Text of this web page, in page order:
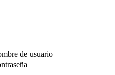
de usuario